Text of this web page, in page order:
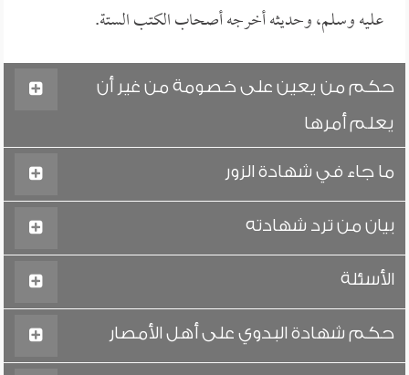
عليه وسلم، وحديثه أخرجه أصحاب الكتب الستة.
حكم من يعين على خصومة من غير أن
يعلم أمرها
ما جاء في شهادة الزور
بيان من ترد شهادته
الأسئلة
حكم شهادة البدوي على أهل الأمصار